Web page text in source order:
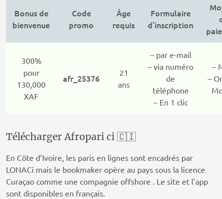
Bonus de
bienvenue
Code
promo
Âge
requis
Formulaire
d’inscription
300%
pour
130,000
XAF
afr_25376
21
ans
– par e-mail
– via numéro
de
téléphone
– En 1 clic
–
–
Télécharger Afropari ci 🇨🇮
En Côte d’Ivoire, les paris en lignes sont encadrés par
LONACi mais le bookmaker opère au pays sous la licence
Curaçao comme une compagnie offshore . Le site et l’app
sont disponibles en français.